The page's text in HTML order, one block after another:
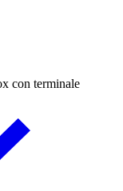
con terminale